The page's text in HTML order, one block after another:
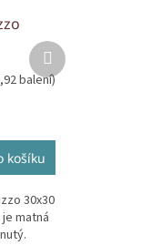
balení)
košíku
30x30
matná
Další
produkt